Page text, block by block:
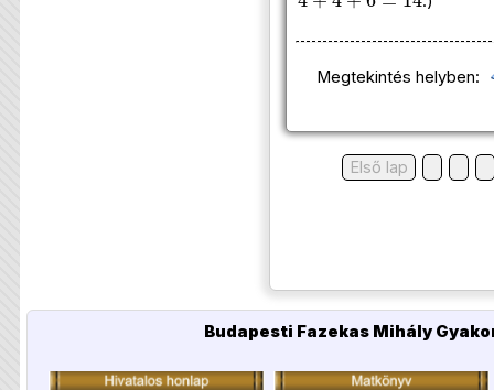
Megtekintés helyben:
Első lap
Budapesti Fazekas Mihály